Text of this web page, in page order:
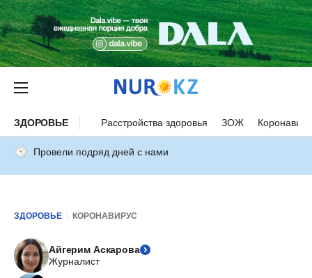
ЗДОРОВЬЕ Расстройства здоровья ЗОЖ
Провели подряд дней с нами
ЗДОРОВЬЕ КОРОНАВИРУС
Айгерим Аскарова
Журналист